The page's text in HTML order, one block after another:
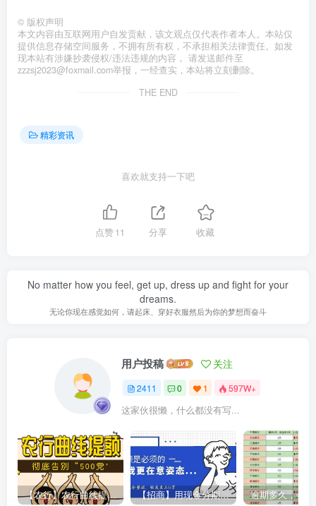
© 版权声明
本文内容由互联网用户自发贡献，该文观点仅代表作者本人。本站仅
提供信息存储空间服务，不拥有所有权，不承担相关法律责任。如发
现本站有涉嫌抄袭侵权/违法违规的内容， 请发送邮件至
zzzsj2023@foxmail.com举报，一经查实，本站将立刻删除。
THE END
精彩资讯
喜欢就支持一下吧
点赞11 分享 收藏
No matter how you feel, get up, dress up and fight for your
dreams.
无论你现在感觉如何，请起床、穿好衣服然后为你的梦想而奋斗
用户投稿 关注
2411 0 1 597W+
这家伙很懒，什么都没有写...
【农行】农行曲线提额，彻底告别“500党” 【招商】用现金分期提额，额度直上6万